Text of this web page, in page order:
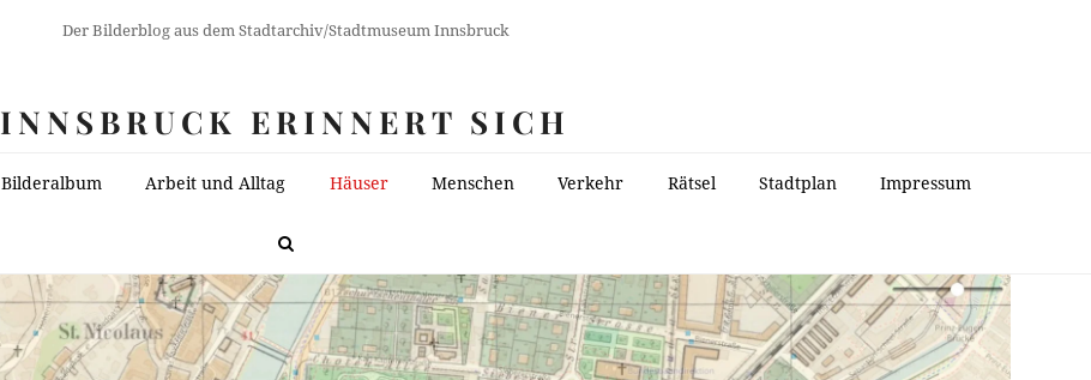
Der Bilderblog aus dem Stadtarchiv/Stadtmuseum Innsbruck
INNSBRUCK ERINNERT SICH
Bilderalbum Arbeit und Alltag Häuser Menschen Verkehr Rätsel Stadtplan Impressum